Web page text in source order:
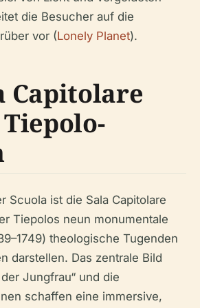
die Besucher auf die
vor (Lonely Planet).
Capitolare
Scuola ist die Sala Capitolare
Tiepolos neun monumentale
theologische Tugenden
darstellen. Das zentrale Bild
Jungfrau“ und die
schaffen eine immersive,